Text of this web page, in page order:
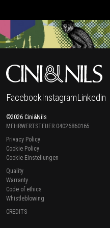
FacebookInstagramLinkedin
©2026 Cini&Nils
MEHRWERTSTEUER 04026860165
Privacy Policy
Cookie Policy
Cookie-Einstellungen
Quality
Warranty
Code of ethics
Whistleblowing
CREDITS